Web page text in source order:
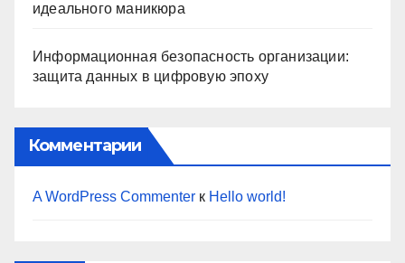
идеального маникюра
Информационная безопасность организации:
защита данных в цифровую эпоху
Комментарии
A WordPress Commenter к Hello world!